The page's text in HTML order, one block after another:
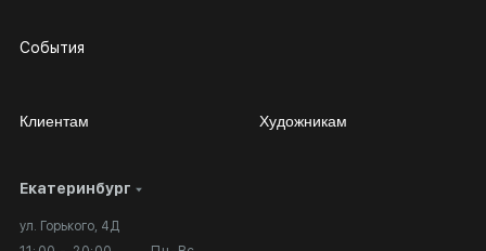
Екатеринбург
ул. Горького, 4Д
События
Клиентам
Личный кабинет
Вопросы и ответы
Художникам
Сотрудничество
Выставка в галерее